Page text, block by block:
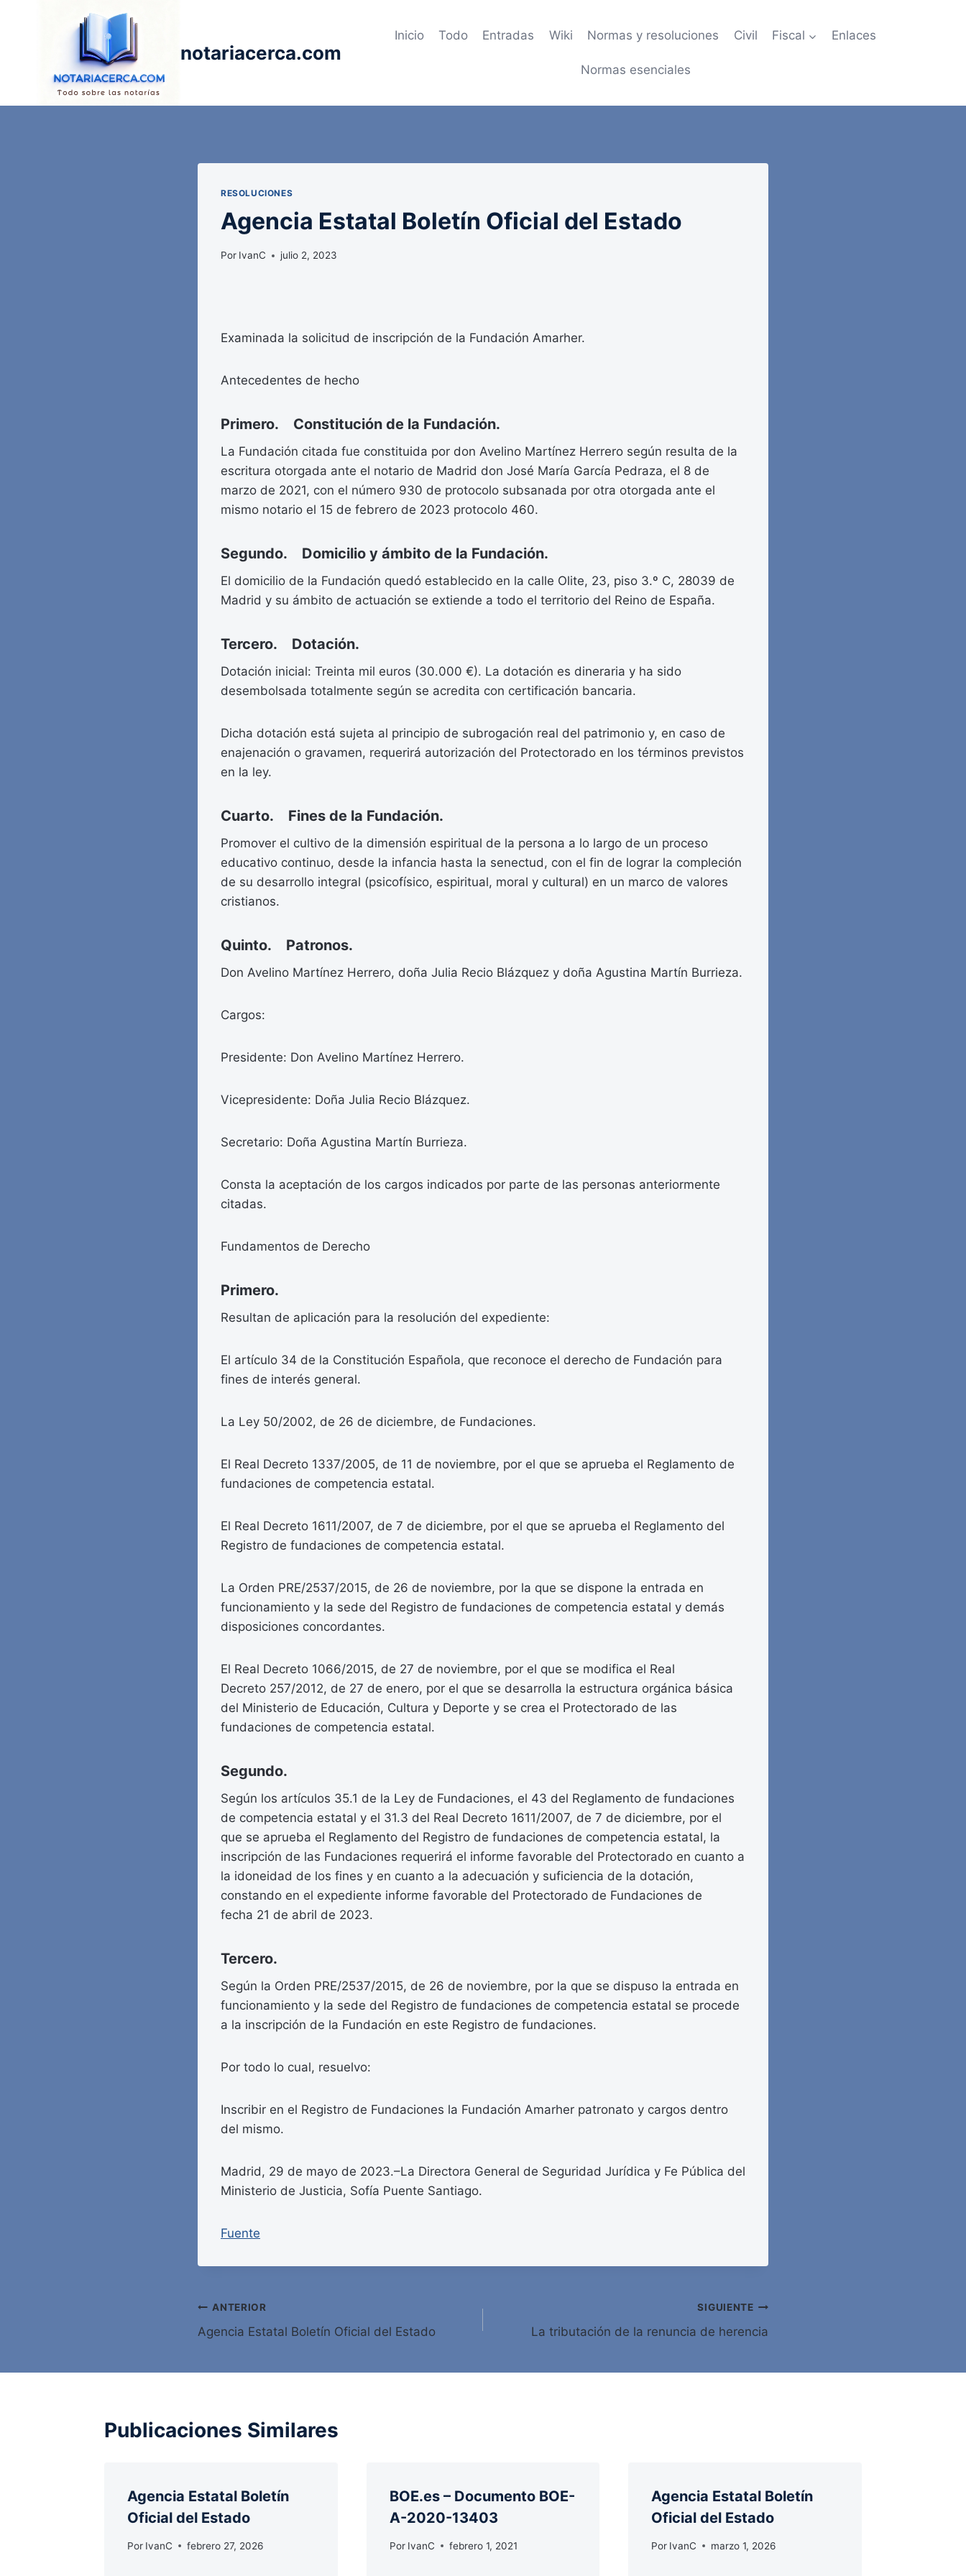
notariacerca.com
Inicio Todo Entradas Wiki Normas y resoluciones Civil Fiscal Enlaces
Normas esenciales
RESOLUCIONES
Agencia Estatal Boletín Oficial del Estado
Por IvanC julio 2, 2023
Examinada la solicitud de inscripción de la Fundación Amarher.
Antecedentes de hecho
Primero. Constitución de la Fundación.
La Fundación citada fue constituida por don Avelino Martínez Herrero según resulta de la
escritura otorgada ante el notario de Madrid don José María García Pedraza, el 8 de
marzo de 2021, con el número 930 de protocolo subsanada por otra otorgada ante el
mismo notario el 15 de febrero de 2023 protocolo 460.
Segundo. Domicilio y ámbito de la Fundación.
El domicilio de la Fundación quedó establecido en la calle Olite, 23, piso 3.º C, 28039 de
Madrid y su ámbito de actuación se extiende a todo el territorio del Reino de España.
Tercero. Dotación.
Dotación inicial: Treinta mil euros (30.000 €). La dotación es dineraria y ha sido
desembolsada totalmente según se acredita con certificación bancaria.
Dicha dotación está sujeta al principio de subrogación real del patrimonio y, en caso de
enajenación o gravamen, requerirá autorización del Protectorado en los términos previstos
en la ley.
Cuarto. Fines de la Fundación.
Promover el cultivo de la dimensión espiritual de la persona a lo largo de un proceso
educativo continuo, desde la infancia hasta la senectud, con el fin de lograr la compleción
de su desarrollo integral (psicofísico, espiritual, moral y cultural) en un marco de valores
cristianos.
Quinto. Patronos.
Don Avelino Martínez Herrero, doña Julia Recio Blázquez y doña Agustina Martín Burrieza.
Cargos:
Presidente: Don Avelino Martínez Herrero.
Vicepresidente: Doña Julia Recio Blázquez.
Secretario: Doña Agustina Martín Burrieza.
Consta la aceptación de los cargos indicados por parte de las personas anteriormente
citadas.
Fundamentos de Derecho
Primero.
Resultan de aplicación para la resolución del expediente:
El artículo 34 de la Constitución Española, que reconoce el derecho de Fundación para
fines de interés general.
La Ley 50/2002, de 26 de diciembre, de Fundaciones.
El Real Decreto 1337/2005, de 11 de noviembre, por el que se aprueba el Reglamento de
fundaciones de competencia estatal.
El Real Decreto 1611/2007, de 7 de diciembre, por el que se aprueba el Reglamento del
Registro de fundaciones de competencia estatal.
La Orden PRE/2537/2015, de 26 de noviembre, por la que se dispone la entrada en
funcionamiento y la sede del Registro de fundaciones de competencia estatal y demás
disposiciones concordantes.
El Real Decreto 1066/2015, de 27 de noviembre, por el que se modifica el Real
Decreto 257/2012, de 27 de enero, por el que se desarrolla la estructura orgánica básica
del Ministerio de Educación, Cultura y Deporte y se crea el Protectorado de las
fundaciones de competencia estatal.
Segundo.
Según los artículos 35.1 de la Ley de Fundaciones, el 43 del Reglamento de fundaciones
de competencia estatal y el 31.3 del Real Decreto 1611/2007, de 7 de diciembre, por el
que se aprueba el Reglamento del Registro de fundaciones de competencia estatal, la
inscripción de las Fundaciones requerirá el informe favorable del Protectorado en cuanto a
la idoneidad de los fines y en cuanto a la adecuación y suficiencia de la dotación,
constando en el expediente informe favorable del Protectorado de Fundaciones de
fecha 21 de abril de 2023.
Tercero.
Según la Orden PRE/2537/2015, de 26 de noviembre, por la que se dispuso la entrada en
funcionamiento y la sede del Registro de fundaciones de competencia estatal se procede
a la inscripción de la Fundación en este Registro de fundaciones.
Por todo lo cual, resuelvo:
Inscribir en el Registro de Fundaciones la Fundación Amarher patronato y cargos dentro
del mismo.
Madrid, 29 de mayo de 2023.–La Directora General de Seguridad Jurídica y Fe Pública del
Ministerio de Justicia, Sofía Puente Santiago.
Fuente
Navegación
de
entradas
ANTERIOR
Agencia Estatal Boletín Oficial del Estado
SIGUIENTE
La tributación de la renuncia de herencia
Publicaciones Similares
Agencia Estatal Boletín
Oficial del Estado
Por IvanC febrero 27, 2026
BOE.es – Documento BOE-
A-2020-13403
Por IvanC febrero 1, 2021
Agencia Estatal Boletín
Oficial del Estado
Por IvanC marzo 1, 2026